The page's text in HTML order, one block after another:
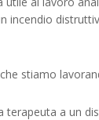
incendio
stiamo
terapeuta a un